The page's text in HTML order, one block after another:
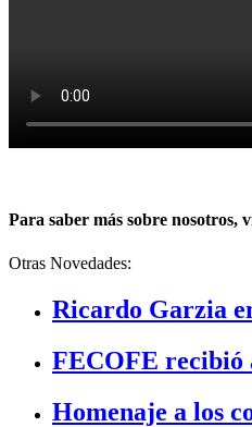
Para saber más sobre
Otras Novedades:
Ricardo Garzia
FECOFE recibió
Homenaje a los